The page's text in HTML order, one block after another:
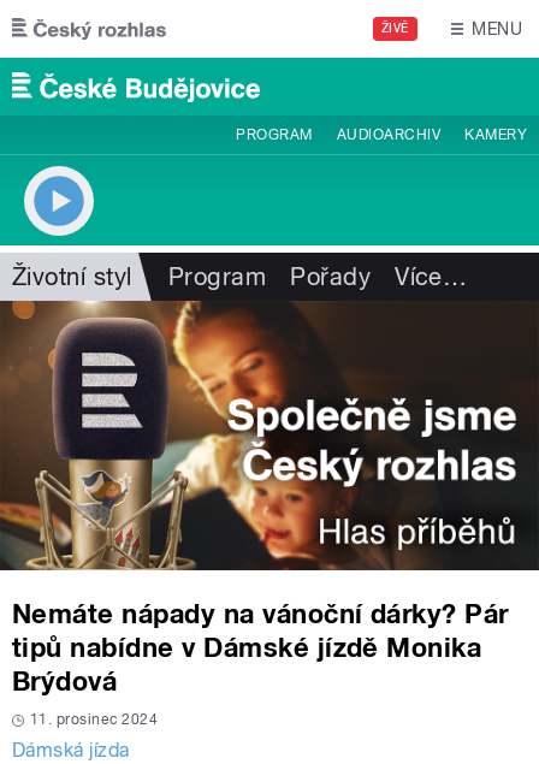
Přejít k hlavnímu obsahu
ŽIVĚ MENU
PROGRAM AUDIOARCHIV KAMERY
Životní styl Program Pořady Více…
Nemáte nápady na vánoční dárky? Pár
tipů nabídne v Dámské jízdě Monika
Brýdová
11. prosinec 2024
Dámská jízda